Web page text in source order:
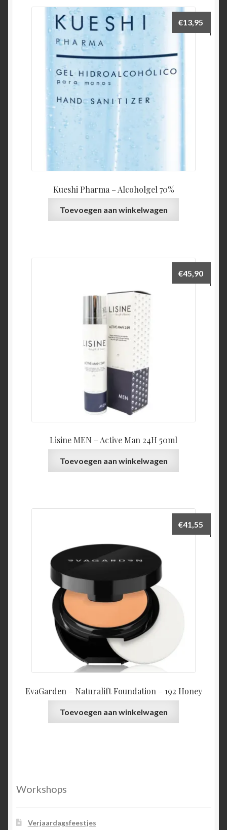
Kueshi Pharma – Alcoholgel 70%
€13,95
Toevoegen aan winkelwagen
Lisine MEN – Active Man 24H 50ml
€45,90
Toevoegen aan winkelwagen
EvaGarden – Naturalift Foundation – 192 Honey
€41,55
Toevoegen aan winkelwagen
Workshops
Verjaardagsfeestjes